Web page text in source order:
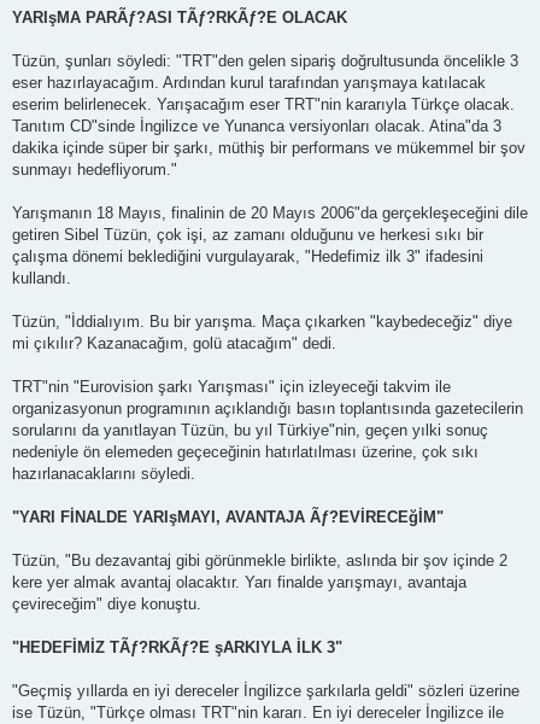
YARIşMA PARÃƒ?ASI TÃƒ?RKÃƒ?E OLACAK
Tüzün, şunları söyledi: "TRT"den gelen sipariş doğrultusunda öncelikle 3
eser hazırlayacağım. Ardından kurul tarafından yarışmaya katılacak
eserim belirlenecek. Yarışacağım eser TRT"nin kararıyla Türkçe olacak.
Tanıtım CD"sinde İngilizce ve Yunanca versiyonları olacak. Atina"da 3
dakika içinde süper bir şarkı, müthiş bir performans ve mükemmel bir şov
sunmayı hedefliyorum."
Yarışmanın 18 Mayıs, finalinin de 20 Mayıs 2006"da gerçekleşeceğini dile
getiren Sibel Tüzün, çok işi, az zamanı olduğunu ve herkesi sıkı bir
çalışma dönemi beklediğini vurgulayarak, "Hedefimiz ilk 3" ifadesini
kullandı.
Tüzün, "İddialıyım. Bu bir yarışma. Maça çıkarken "kaybedeceğiz" diye
mi çıkılır? Kazanacağım, golü atacağım" dedi.
TRT"nin "Eurovision şarkı Yarışması" için izleyeceği takvim ile
organizasyonun programının açıklandığı basın toplantısında gazetecilerin
sorularını da yanıtlayan Tüzün, bu yıl Türkiye"nin, geçen yılki sonuç
nedeniyle ön elemeden geçeceğinin hatırlatılması üzerine, çok sıkı
hazırlanacaklarını söyledi.
"YARI FİNALDE YARIşMAYI, AVANTAJA Ãƒ?EVİRECEğİM"
Tüzün, "Bu dezavantaj gibi görünmekle birlikte, aslında bir şov içinde 2
kere yer almak avantaj olacaktır. Yarı finalde yarışmayı, avantaja
çevireceğim" diye konuştu.
"HEDEFİMİZ TÃƒ?RKÃƒ?E şARKIYLA İLK 3"
"Geçmiş yıllarda en iyi dereceler İngilizce şarkılarla geldi" sözleri üzerine
ise Tüzün, "Türkçe olması TRT"nin kararı. En iyi dereceler İngilizce ile